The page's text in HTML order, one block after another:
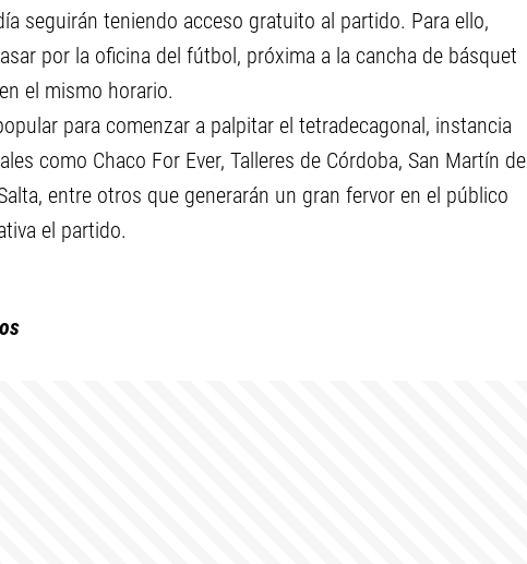
seguirán teniendo acceso gratuito al partido. Para ello,
por la oficina del fútbol, próxima a la cancha de básquet
el mismo horario.
para comenzar a palpitar el tetradecagonal, instancia
como Chaco For Ever, Talleres de Córdoba, San Martín de
entre otros que generarán un gran fervor en el público
el partido.